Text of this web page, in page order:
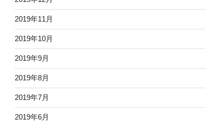
2019年11月
2019年10月
2019年9月
2019年8月
2019年7月
2019年6月